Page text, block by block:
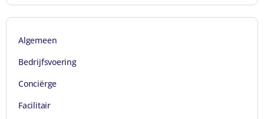
Algemeen
Bedrijfsvoering
Conciërge
Facilitair